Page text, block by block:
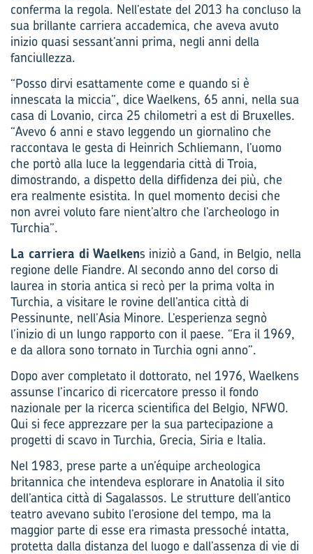
conferma la regola. Nell’estate del 2013 ha concluso la
sua brillante carriera accademica, che aveva avuto
inizio quasi sessant’anni prima, negli anni della
fanciullezza.
“Posso dirvi esattamente come e quando si è
innescata la miccia”, dice Waelkens, 65 anni, nella sua
casa di Lovanio, circa 25 chilometri a est di Bruxelles.
“Avevo 6 anni e stavo leggendo un giornalino che
raccontava le gesta di Heinrich Schliemann, l’uomo
che portò alla luce la leggendaria città di Troia,
dimostrando, a dispetto della diffidenza dei più, che
era realmente esistita. In quel momento decisi che
non avrei voluto fare nient’altro che l’archeologo in
Turchia”.
La carriera di Waelkens iniziò a Gand, in Belgio, nella
regione delle Fiandre. Al secondo anno del corso di
laurea in storia antica si recò per la prima volta in
Turchia, a visitare le rovine dell’antica città di
Pessinunte, nell’Asia Minore. L’esperienza segnò
l’inizio di un lungo rapporto con il paese. “Era il 1969,
e da allora sono tornato in Turchia ogni anno”.
Dopo aver completato il dottorato, nel 1976, Waelkens
assunse l’incarico di ricercatore presso il fondo
nazionale per la ricerca scientifica del Belgio, NFWO.
Qui si fece apprezzare per la sua partecipazione a
progetti di scavo in Turchia, Grecia, Siria e Italia.
Nel 1983, prese parte a un’équipe archeologica
britannica che intendeva esplorare in Anatolia il sito
dell’antica città di Sagalassos. Le strutture dell’antico
teatro avevano subito l’erosione del tempo, ma la
maggior parte di esse era rimasta pressoché intatta,
protetta dalla distanza del luogo e dall’assenza di vie di